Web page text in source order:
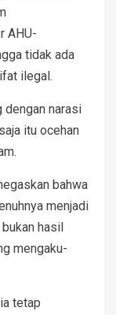
AHU-
tidak ada
ilegal.
dengan narasi
itu ocehan
bahwa
menjadi
hasil
mengaku-
tetap